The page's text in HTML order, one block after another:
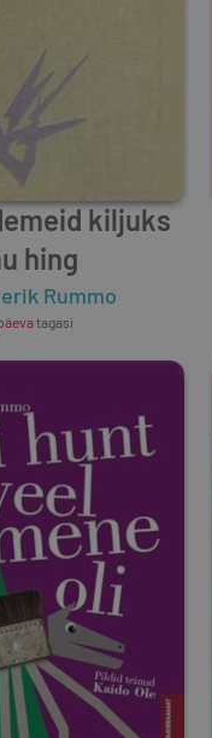
kiljuks
hing
Rummo
tagasi